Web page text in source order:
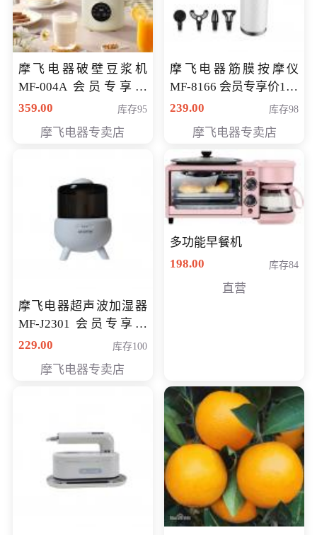
摩飞电器破壁豆浆机
MF-004A 会员专享价
168元
359.00 库存95
摩飞电器专卖店
摩飞电器筋膜按摩仪
MF-8166 会员专享价168
元
239.00 库存98
摩飞电器专卖店
摩飞电器超声波加湿器
MF-J2301 会员专享价
168元
229.00 库存100
摩飞电器专卖店
多功能早餐机
198.00
库存84
直营